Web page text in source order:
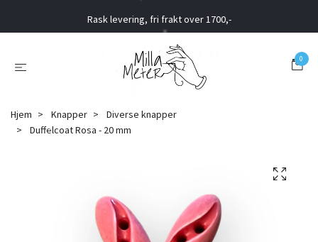
Rask levering, fri frakt over 1700,-
0
Hjem Knapper
Diverse knapper
Duffelcoat Rosa - 20 mm